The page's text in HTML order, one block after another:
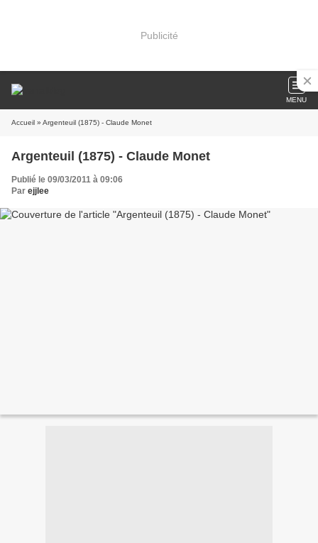
Publicité
MENU
Accueil » Argenteuil (1875) - Claude Monet
Argenteuil (1875) - Claude Monet
Publié le 09/03/2011 à 09:06
Par ejjlee